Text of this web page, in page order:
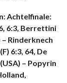
Achtelfinale:
6:3, Berrettini
– Rinderknech
6:3, 64, De
– Popyrin